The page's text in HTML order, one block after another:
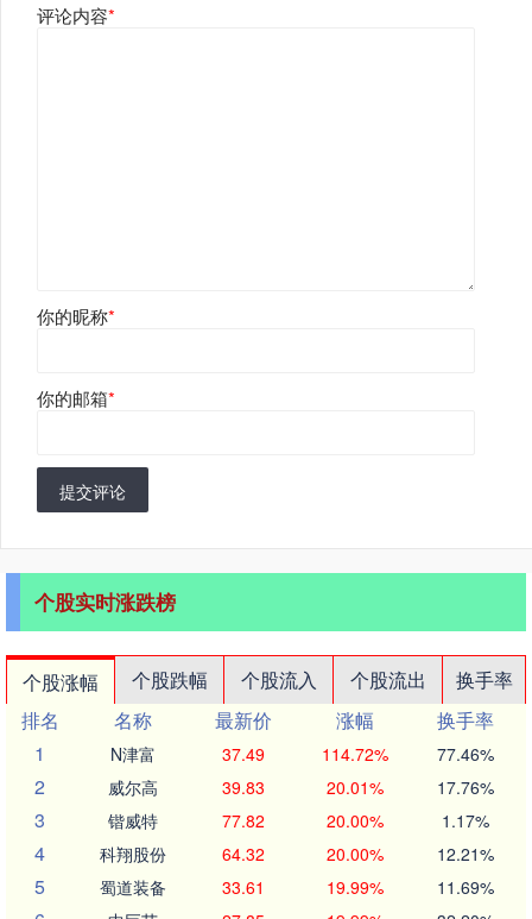
评论内容*
你的昵称*
你的邮箱*
提交评论
个股实时涨跌榜
个股涨幅 个股跌幅 个股流入 个股流出
换手率
排名
名称 最新价 涨幅
换手率
1
N津富 37.49 114.72% 77.46%
2 威尔高 39.83 20.01% 17.76%
3 锴威特 77.82 20.00% 1.17%
4 科翔股份 64.32 20.00% 12.21%
5 蜀道装备 33.61 19.99% 11.69%